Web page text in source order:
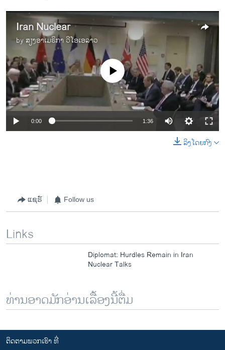
Iran Nuclear
by ສຽງອາເມຣິກາ ວີໂອເອລາວ
No media source currently available
0:00 1:36
ລິງໂດຍກົງ
ແຊຣ໌ Follow us
Links
Diplomat: Hurdles Remain in Iran
Nuclear Talks
ທ່ານອາດມັກອ່ານເລື້ອງນີ້ຕື່ມ
ຕິດຕາມພວກເຮົາ ທີ່